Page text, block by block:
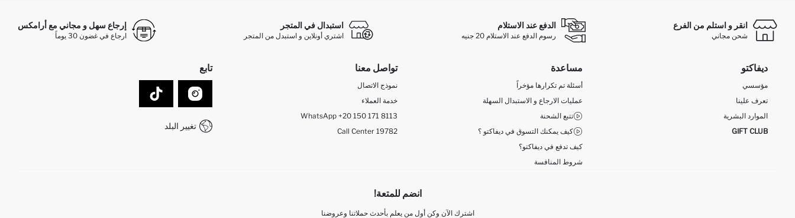
انقر و استلم من الفرع
شحن مجاني
الدفع عند الاستلام
رسوم الدفع عند الاستلام 20 جنيه
استبدال في المتجر
اشتري أونلاين و استبدل من المتجر
إرجاع سهل و مجاني مع أرامكس
ارجاع في غضون 30 يوماً
ديفاكتو
مؤسسي
تعرف علينا
الموارد البشرية
GIFT CLUB
مساعدة
أسئلة تم تكرارها مؤخراً
عمليات الارجاع و الاستبدال السهلة
تتبع الشحنة
كيف يمكنك التسوق في ديفاكتو ؟
كيف تدفع في ديفاكتو؟
شروط المنافسة
تواصل معنا
نموذج الاتصال
خدمة العملاء
WhatsApp +20 150 171 8113
Call Center 19782
تابع
تغيير البلد
انضم للمتعة!
اشترك الآن وكن أول من يعلم بأحدث حملاتنا وعروضنا